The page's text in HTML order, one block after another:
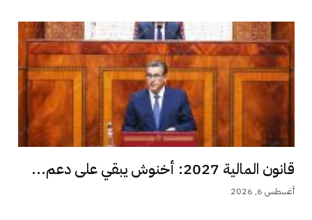
قانون المالية 2027: أخنوش يبقي على دعم...
أغسطس 6, 2026